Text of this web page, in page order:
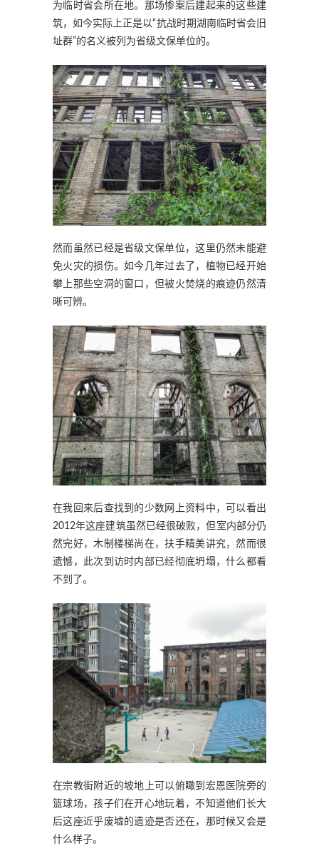
为临时省会所在地。那场惨案后建起来的这些建
筑，如今实际上正是以“抗战时期湖南临时省会旧
址群”的名义被列为省级文保单位的。
然而虽然已经是省级文保单位，这里仍然未能避
免火灾的损伤。如今几年过去了，植物已经开始
攀上那些空洞的窗口，但被火焚烧的痕迹仍然清
晰可辨。
在我回来后查找到的少数网上资料中，可以看出
2012年这座建筑虽然已经很破败，但室内部分仍
然完好，木制楼梯尚在，扶手精美讲究，然而很
遗憾，此次到访时内部已经彻底坍塌，什么都看
不到了。
在宗教街附近的坡地上可以俯瞰到宏恩医院旁的
篮球场，孩子们在开心地玩着，不知道他们长大
后这座近乎废墟的遗迹是否还在，那时候又会是
什么样子。